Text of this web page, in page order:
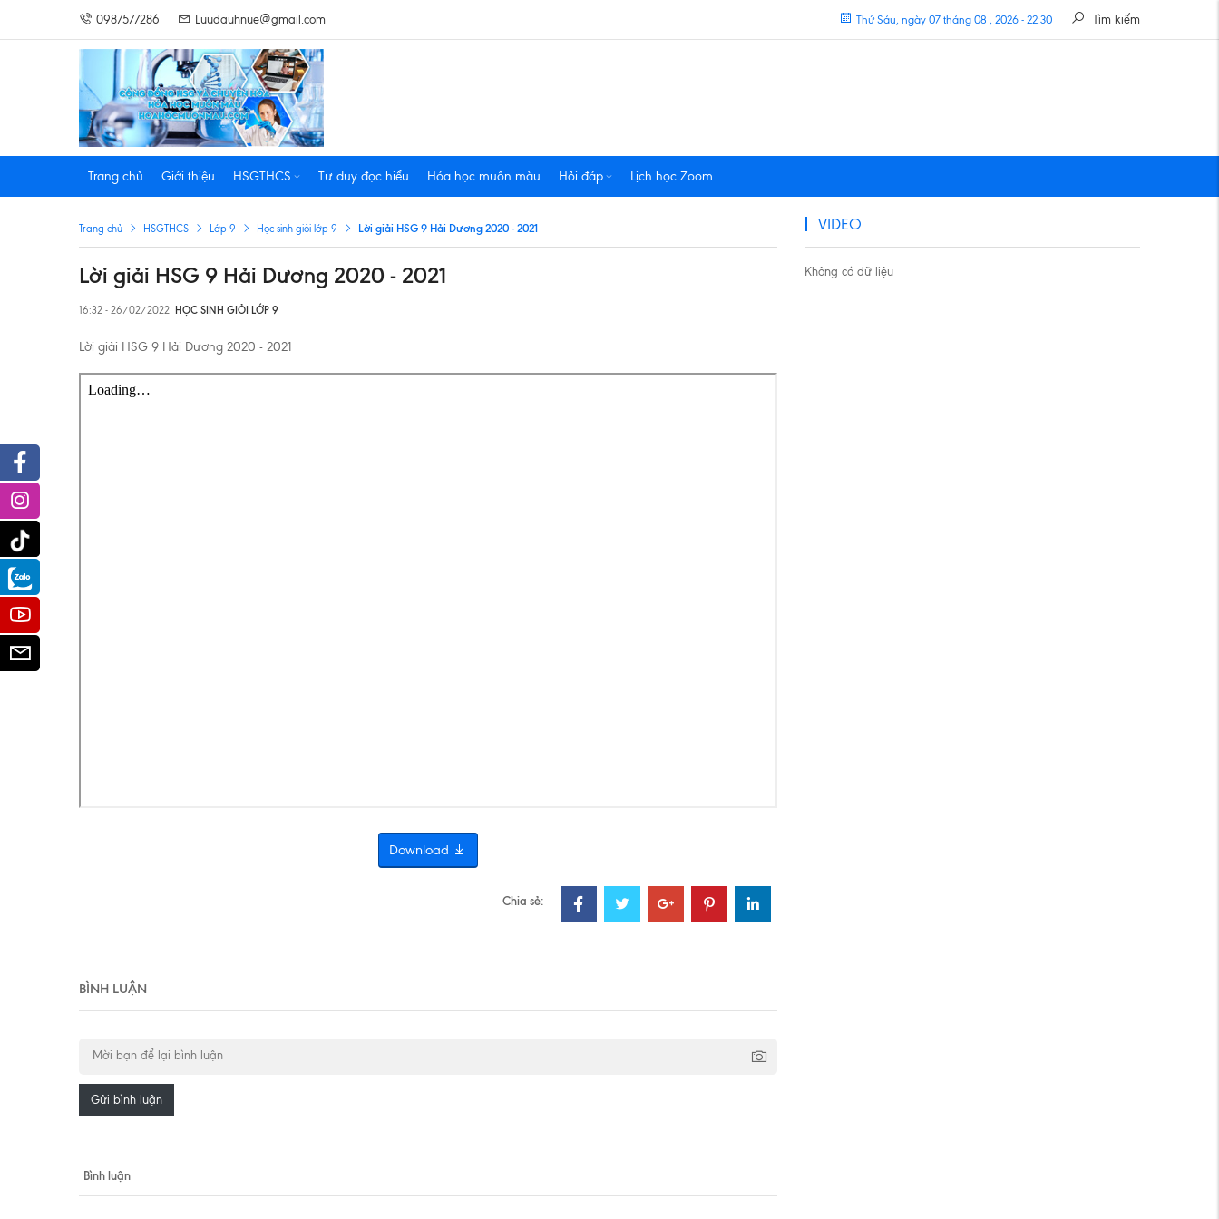
0987577286 Luudauhnue@gmail.com Tìm kiếm
Thứ Sáu, ngày 07 tháng 08 , 2026 - 22:30
Trang chủ Giới thiệu HSGTHCS Tư duy đọc hiểu Hóa học muôn màu Hỏi đáp Lịch học Zoom
Trang chủ HSGTHCS Lớp 9 Học sinh giỏi lớp 9 Lời giải HSG 9 Hải Dương 2020 - 2021
Lời giải HSG 9 Hải Dương 2020 - 2021
16:32 - 26/02/2022 HỌC SINH GIỎI LỚP 9
Lời giải HSG 9 Hải Dương 2020 - 2021
Download
Chia sẻ:
BÌNH LUẬN
Gửi bình luận
Bình luận
VIDEO
Không có dữ liệu